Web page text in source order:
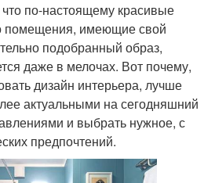
по-настоящему красивые
помещения, имеющие свой
подобранный образ,
даже в мелочах. Вот почему,
дизайн интерьера, лучше
актуальными на сегодняшний
и выбрать нужное, с
предпочтений.